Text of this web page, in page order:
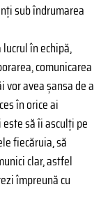
sub îndrumarea
în echipă,
comunicarea
avea şansa de a
în orice ai
să îi asculţi pe
fiecăruia, să
clar, astfel
împreună cu